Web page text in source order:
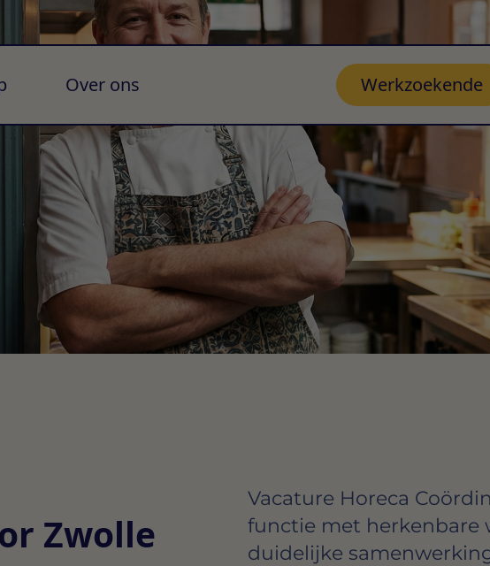
Over ons Werkzoekende
Zwolle
Vacature Horeca
functie met herkenbare
duidelijke